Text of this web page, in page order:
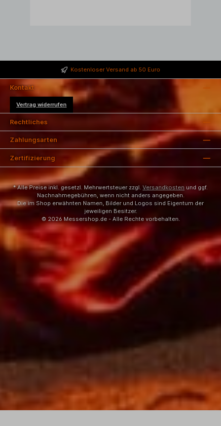
Kostenloser Versand ab 50 Euro
Kontakt
Vertrag widerrufen
Rechtliches
Zahlungsarten
Zertifizierung
* Alle Preise inkl. gesetzl. Mehrwertsteuer zzgl. Versandkosten und ggf.
Nachnahmegebühren, wenn nicht anders angegeben.
Die im Shop erwähnten Namen, Bilder und Logos sind Eigentum der
jeweiligen Besitzer.
© 2026 Messershop.de - Alle Rechte vorbehalten.